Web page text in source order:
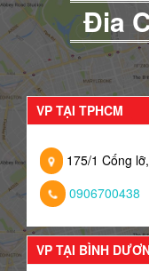
Đia
VP TẠI TPHCM
175/1 Cống
0906700438
VP TẠI BÌNH